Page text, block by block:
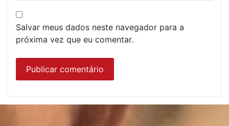
Salvar meus dados neste navegador para a
próxima vez que eu comentar.